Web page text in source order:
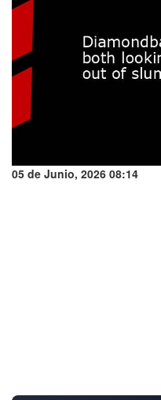
05 de Junio, 2026 08:14